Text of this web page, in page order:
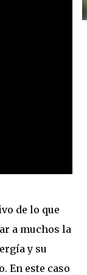
de lo que
a muchos la
y su
En este caso